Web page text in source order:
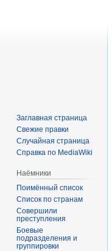
Заглавная страница
Свежие правки
Случайная страница
Справка по MediaWiki
Наёмники
Поимённый список
Список по странам
Совершили
преступления
Боевые
подразделения и
группировки